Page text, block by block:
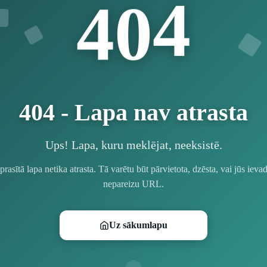
404
404 - Lapa nav atrasta
Ups! Lapa, kuru meklējat, neeksistē.
lapa netika atrasta. Tā varētu būt pārvietota, dzēsta, vai jūs
nepareizu URL.
Uz sākumlapu